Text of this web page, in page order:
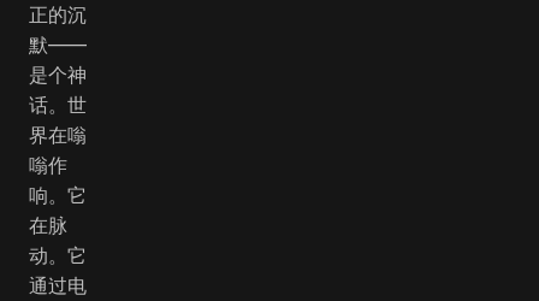
正的沉
默——
是个神
话。世
界在嗡
嗡作
响。它
在脉
动。它
通过电